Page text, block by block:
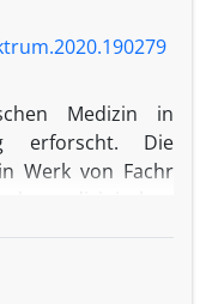
Medizin in
erforscht. Die
Werk von Fachr
medizinischen